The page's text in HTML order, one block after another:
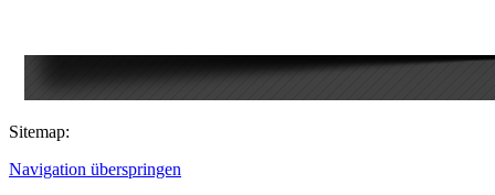
Sitemap:
Navigation überspringen